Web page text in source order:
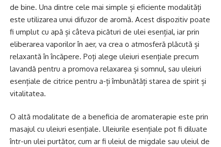
de bine. Una dintre cele mai simple și eficiente modalități
este utilizarea unui difuzor de aromă. Acest dispozitiv poate
fi umplut cu apă și câteva picături de ulei esențial, iar prin
eliberarea vaporilor în aer, va crea o atmosferă plăcută și
relaxantă în încăpere. Poți alege uleiuri esențiale precum
lavandă pentru a promova relaxarea și somnul, sau uleiuri
esențiale de citrice pentru a-ți îmbunătăți starea de spirit și
vitalitatea.
O altă modalitate de a beneficia de aromaterapie este prin
masajul cu uleiuri esențiale. Uleiurile esențiale pot fi diluate
într-un ulei purtător, cum ar fi uleiul de migdale sau uleiul de